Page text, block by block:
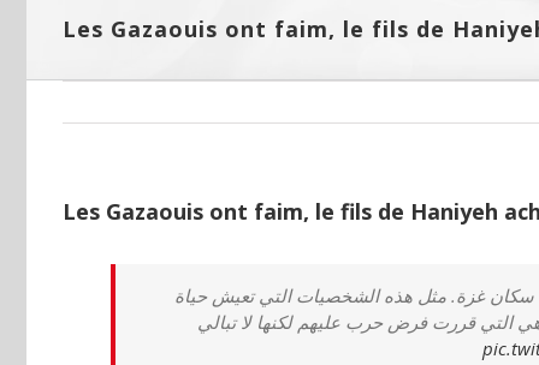
Les Gazaouis ont faim, le fils de
Les Gazaouis ont faim, le fils de Haniyeh
سكان غزة. مثل هذه الشخصيات التي تعيش حياة
التي قررت فرض حرب عليهم لكنها لا تبالي